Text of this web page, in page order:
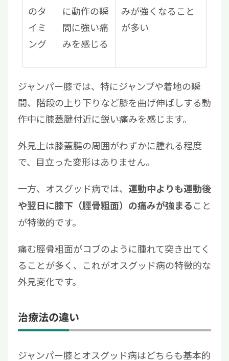
のタ
イミ
ング
に動作の瞬
間に強い痛
みを感じる
みが強くなること
が多い
ジャンパー膝では、特にジャンプや着地の瞬
間、階段の上り下りなど膝を曲げ伸ばしする動
作中に膝蓋腱付近に鋭い痛みを感じます。
外見上は膝蓋腱の周囲がわずかに腫れる程度
で、目立った変形はありません。
一方、オスグッド病では、 運動中よりも運動後
や翌日に膝下（脛骨粗面）の痛みが強まること
が特徴的です。
痛む脛骨粗面がコブのように腫れて突き出てく
ることが多く、これがオスグッド病の特徴的な
外見変化です。
治療法の違い
ジャンパー膝とオスグッド病はどちらも基本的